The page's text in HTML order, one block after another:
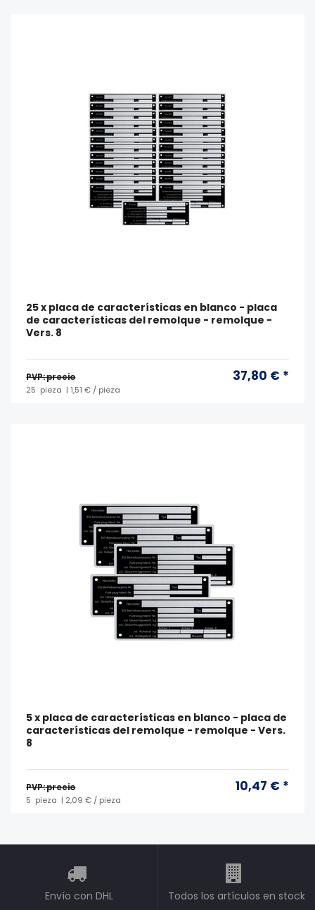
25 x placa de características en blanco - placa
de características del remolque - remolque -
Vers. 8
PVP: precio 37,80 € *
25 pieza | 1,51 € / pieza
5 x placa de características en blanco - placa de
características del remolque - remolque - Vers.
8
PVP: precio 10,47 € *
5 pieza | 2,09 € / pieza
Envío con DHL Todos los artículos en stock